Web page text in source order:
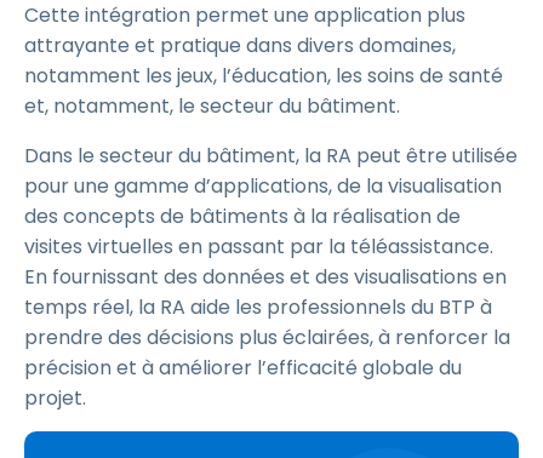
Cette intégration permet une application plus
attrayante et pratique dans divers domaines,
notamment les jeux, l’éducation, les soins de santé
et, notamment, le secteur du bâtiment.
Dans le secteur du bâtiment, la RA peut être utilisée
pour une gamme d’applications, de la visualisation
des concepts de bâtiments à la réalisation de
visites virtuelles en passant par la téléassistance.
En fournissant des données et des visualisations en
temps réel, la RA aide les professionnels du BTP à
prendre des décisions plus éclairées, à renforcer la
précision et à améliorer l’efficacité globale du
projet.